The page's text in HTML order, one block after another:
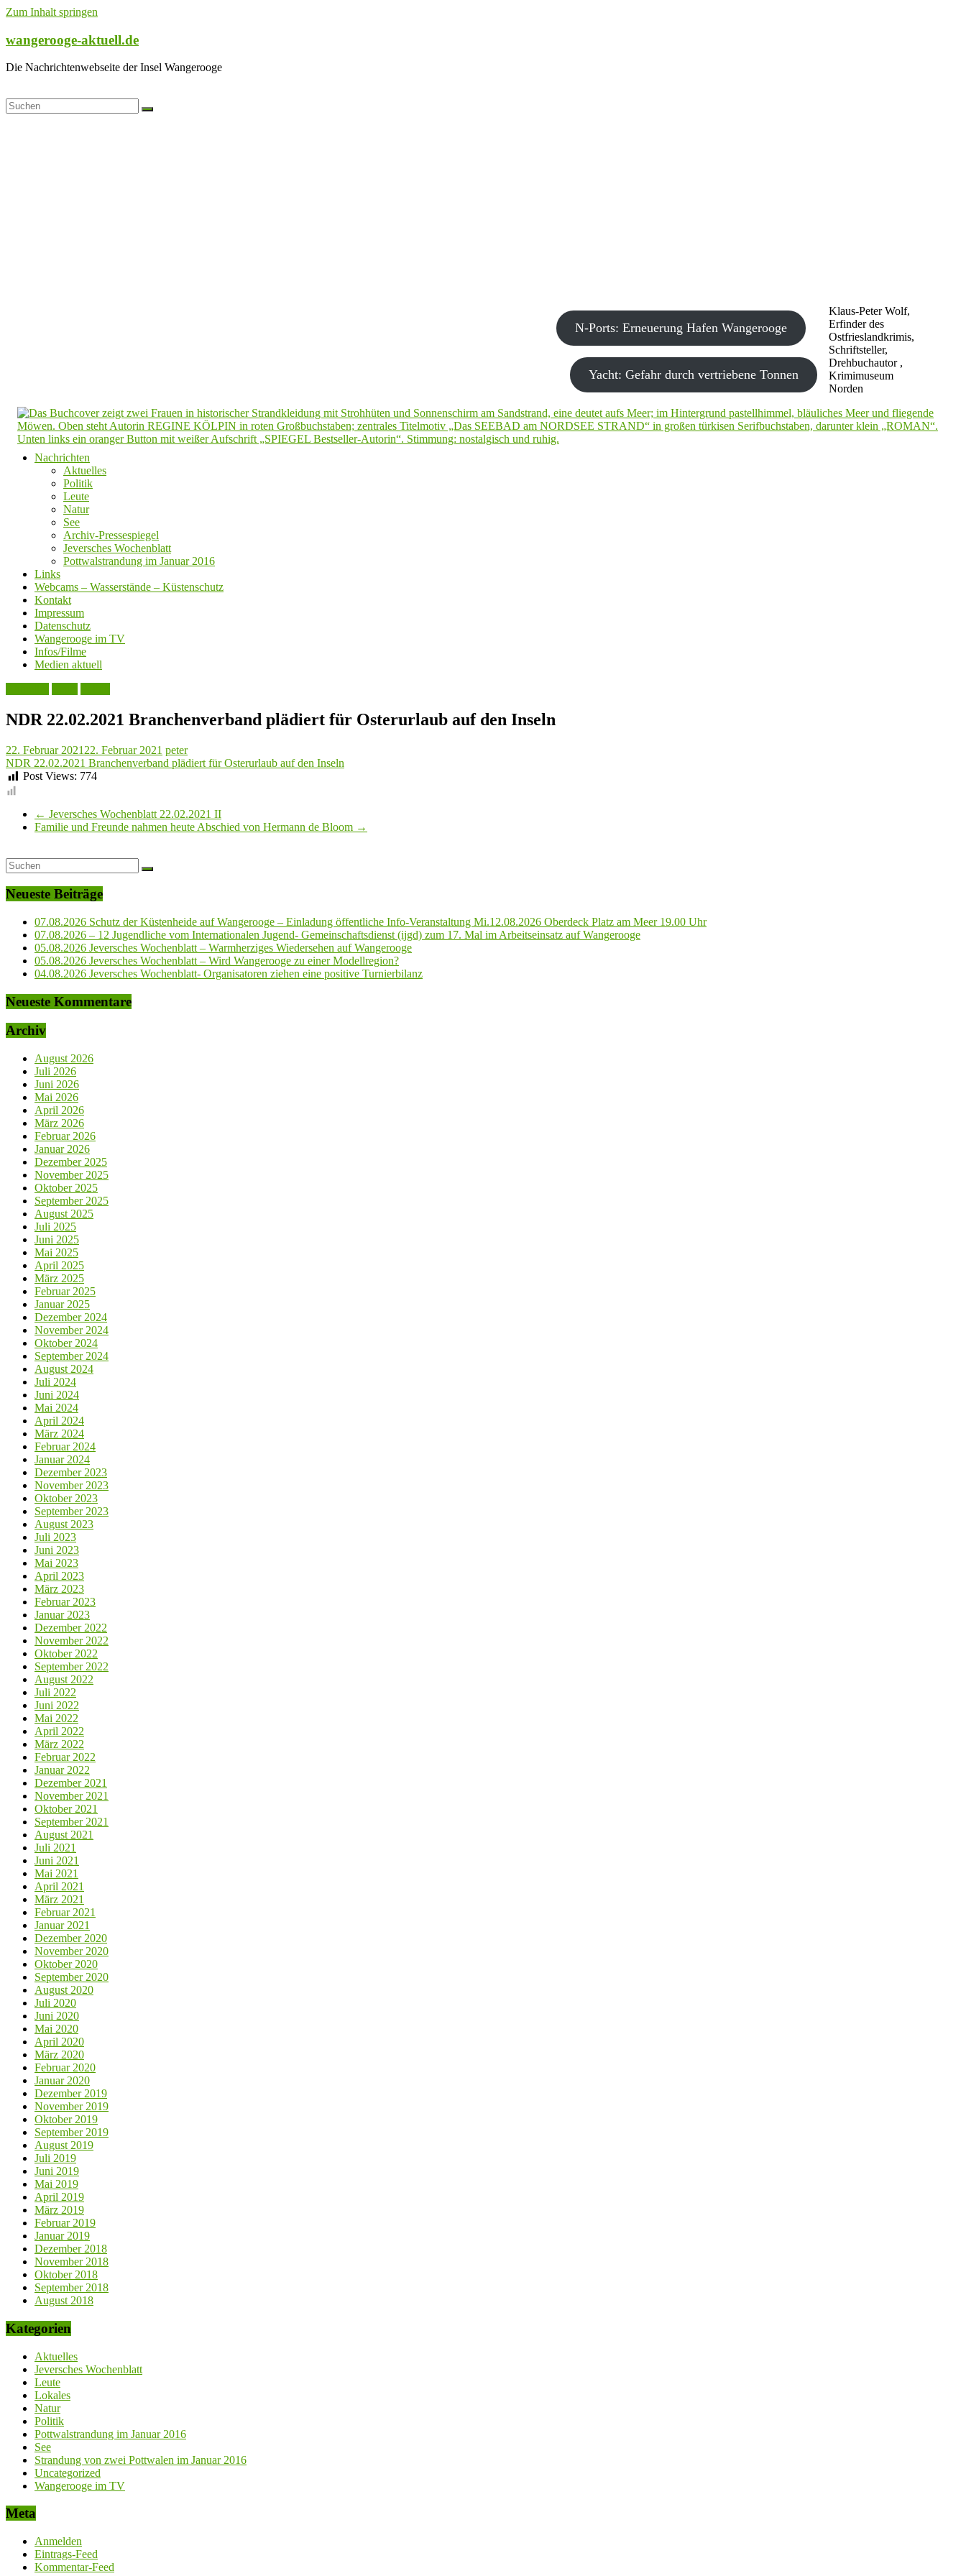
Zum Inhalt springen
wangerooge-aktuell.de
Die Nachrichtenwebseite der Insel Wangerooge
Klaus-Peter Wolf,
Erfinder des
Ostfrieslandkrimis,
Schriftsteller,
Drehbuchautor ,
Krimimuseum
Norden
N-Ports: Erneuerung Hafen Wangerooge
Yacht: Gefahr durch vertriebene Tonnen
Nachrichten
Aktuelles
Politik
Leute
Natur
See
Archiv-Pressespiegel
Jeversches Wochenblatt
Pottwalstrandung im Januar 2016
Links
Webcams – Wasserstände – Küstenschutz
Kontakt
Impressum
Datenschutz
Wangerooge im TV
Infos/Filme
Medien aktuell
NDR 22.02.2021 Branchenverband plädiert für Osterurlaub auf den Inseln
22. Februar 2021 22. Februar 2021 peter
NDR 22.02.2021 Branchenverband plädiert für Osterurlaub auf den Inseln
Post Views: 774
← Jeversches Wochenblatt 22.02.2021 II
Familie und Freunde nahmen heute Abschied von Hermann de Bloom →
Neueste Beiträge
07.08.2026 Schutz der Küstenheide auf Wangerooge – Einladung öffentliche Info-Veranstaltung Mi.12.08.2026 Oberdeck Platz am Meer 19.00 Uhr
07.08.2026 – 12 Jugendliche vom Internationalen Jugend- Gemeinschaftsdienst (ijgd) zum 17. Mal im Arbeitseinsatz auf Wangerooge
05.08.2026 Jeversches Wochenblatt – Warmherziges Wiedersehen auf Wangerooge
05.08.2026 Jeversches Wochenblatt – Wird Wangerooge zu einer Modellregion?
04.08.2026 Jeversches Wochenblatt- Organisatoren ziehen eine positive Turnierbilanz
Neueste Kommentare
Archiv
August 2026
Juli 2026
Juni 2026
Mai 2026
April 2026
März 2026
Februar 2026
Januar 2026
Dezember 2025
November 2025
Oktober 2025
September 2025
August 2025
Juli 2025
Juni 2025
Mai 2025
April 2025
März 2025
Februar 2025
Januar 2025
Dezember 2024
November 2024
Oktober 2024
September 2024
August 2024
Juli 2024
Juni 2024
Mai 2024
April 2024
März 2024
Februar 2024
Januar 2024
Dezember 2023
November 2023
Oktober 2023
September 2023
August 2023
Juli 2023
Juni 2023
Mai 2023
April 2023
März 2023
Februar 2023
Januar 2023
Dezember 2022
November 2022
Oktober 2022
September 2022
August 2022
Juli 2022
Juni 2022
Mai 2022
April 2022
März 2022
Februar 2022
Januar 2022
Dezember 2021
November 2021
Oktober 2021
September 2021
August 2021
Juli 2021
Juni 2021
Mai 2021
April 2021
März 2021
Februar 2021
Januar 2021
Dezember 2020
November 2020
Oktober 2020
September 2020
August 2020
Juli 2020
Juni 2020
Mai 2020
April 2020
März 2020
Februar 2020
Januar 2020
Dezember 2019
November 2019
Oktober 2019
September 2019
August 2019
Juli 2019
Juni 2019
Mai 2019
April 2019
März 2019
Februar 2019
Januar 2019
Dezember 2018
November 2018
Oktober 2018
September 2018
August 2018
Kategorien
Aktuelles
Jeversches Wochenblatt
Leute
Lokales
Natur
Politik
Pottwalstrandung im Januar 2016
See
Strandung von zwei Pottwalen im Januar 2016
Uncategorized
Wangerooge im TV
Meta
Anmelden
Eintrags-Feed
Kommentar-Feed